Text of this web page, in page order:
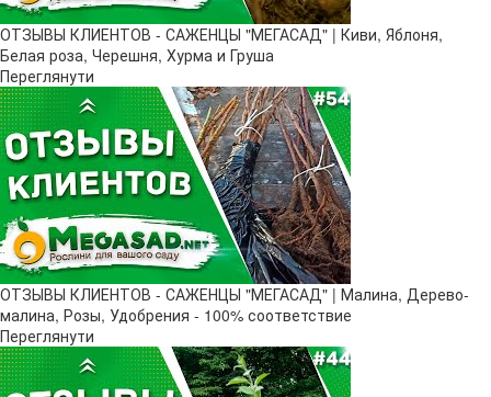
ОТЗЫВЫ КЛИЕНТОВ - САЖЕНЦЫ "МЕГАСАД" | Киви, Яблоня,
Белая роза, Черешня, Хурма и Груша
Переглянути
ОТЗЫВЫ КЛИЕНТОВ - САЖЕНЦЫ "МЕГАСАД" | Малина, Дерево-
малина, Розы, Удобрения - 100% соответствие
Переглянути